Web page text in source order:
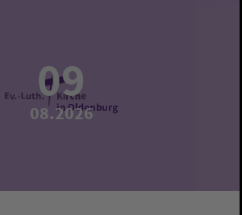
09
08.2026